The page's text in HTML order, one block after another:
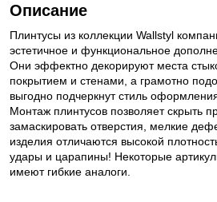
Описание
Плинтусы из коллекции Wallstyl
эстетичное и функциональное
Они эффектно декорируют места
покрытием и стенами, а грамотно
выгодно подчеркнут стиль
Монтаж плинтусов позволяет скрыть
замаскировать отверстия, мелкие
изделия отличаются высокой
удары и царапины! Некоторые
имеют гибкие аналоги.